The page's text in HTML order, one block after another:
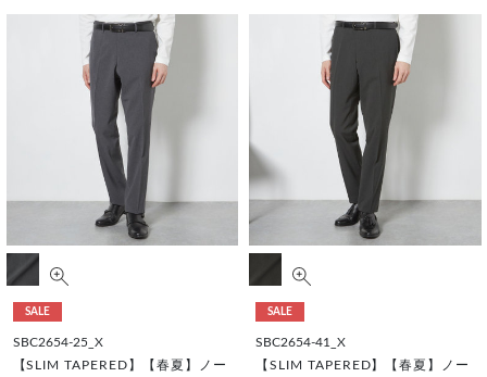
SALE
SBC2654-25_X
【SLIM TAPERED】【春夏】ノー
SALE
SBC2654-41_X
【SLIM TAPERED】【春夏】ノー